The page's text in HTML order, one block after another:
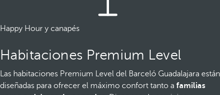
Happy Hour y canapés
Habitaciones Premium Level
Las habitaciones Premium Level del Barceló Guadalajara están
diseñadas para ofrecer el máximo confort tanto a familias